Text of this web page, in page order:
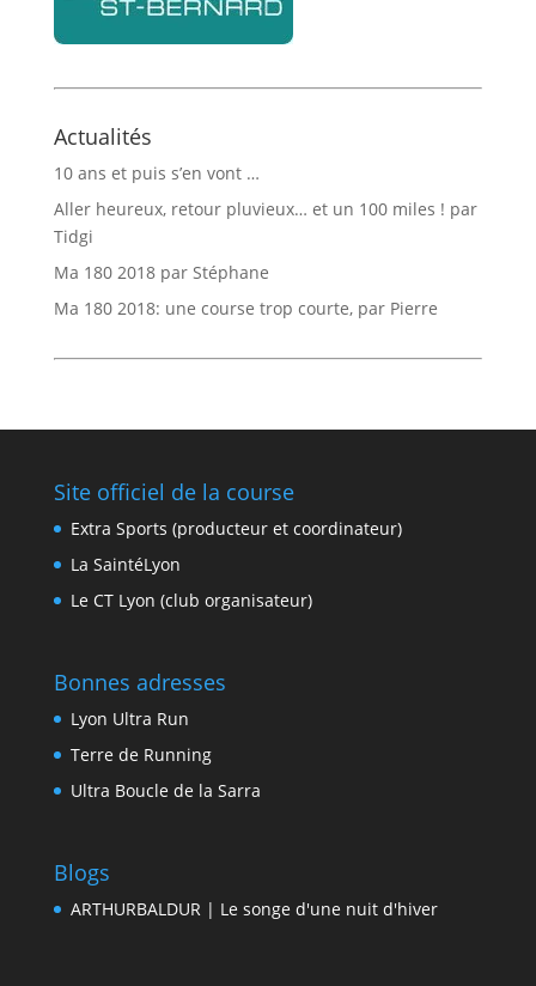
Actualités
10 ans et puis s’en vont …
Aller heureux, retour pluvieux… et un 100 miles ! par
Tidgi
Ma 180 2018 par Stéphane
Ma 180 2018: une course trop courte, par Pierre
Site officiel de la course
Extra Sports (producteur et coordinateur)
La SaintéLyon
Le CT Lyon (club organisateur)
Bonnes adresses
Lyon Ultra Run
Terre de Running
Ultra Boucle de la Sarra
Blogs
ARTHURBALDUR | Le songe d'une nuit d'hiver